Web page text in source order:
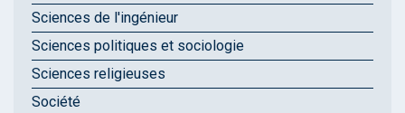
Sciences de l'ingénieur
Sciences politiques et sociologie
Sciences religieuses
Société